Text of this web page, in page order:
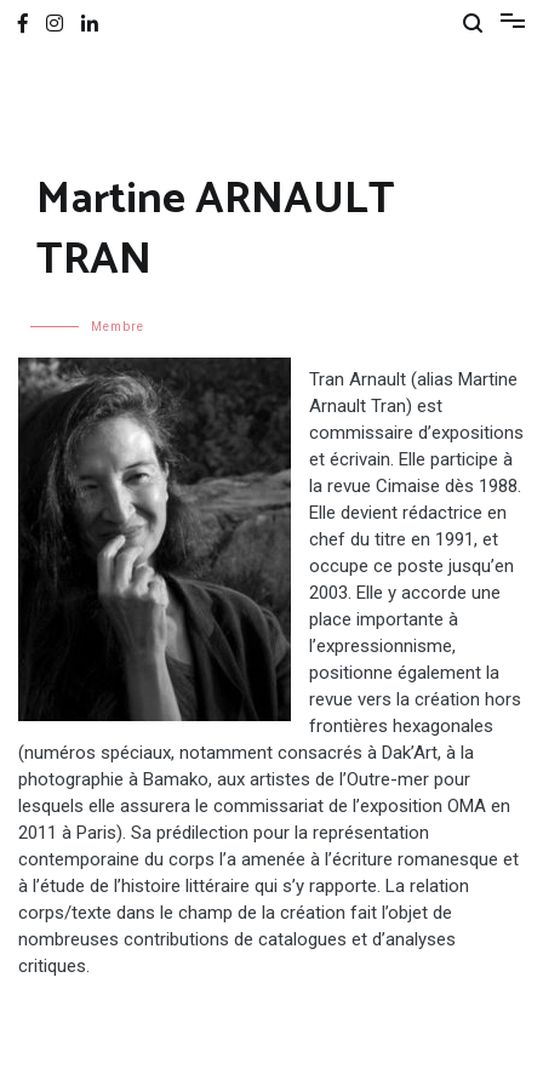
Martine ARNAULT
TRAN
Membre
Tran Arnault (alias Martine
Arnault Tran) est
commissaire d’expositions
et écrivain. Elle participe à
la revue Cimaise dès 1988.
Elle devient rédactrice en
chef du titre en 1991, et
occupe ce poste jusqu’en
2003. Elle y accorde une
place importante à
l’expressionnisme,
positionne également la
revue vers la création hors
frontières hexagonales
(numéros spéciaux, notamment consacrés à Dak’Art, à la
photographie à Bamako, aux artistes de l’Outre-mer pour
lesquels elle assurera le commissariat de l’exposition OMA en
2011 à Paris). Sa prédilection pour la représentation
contemporaine du corps l’a amenée à l’écriture romanesque et
à l’étude de l’histoire littéraire qui s’y rapporte. La relation
corps/texte dans le champ de la création fait l’objet de
nombreuses contributions de catalogues et d’analyses
critiques.